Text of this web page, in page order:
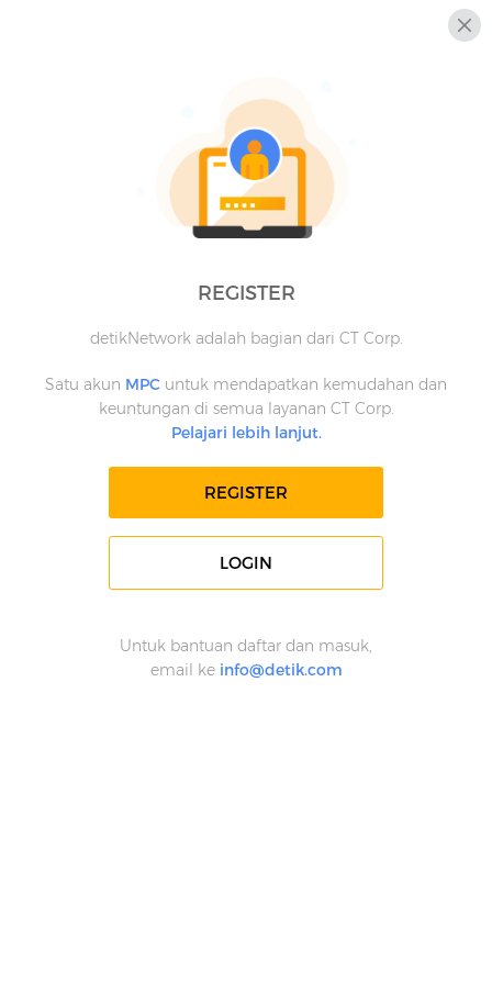
REGISTER
detikNetwork adalah bagian dari CT Corp.
Satu akun MPC untuk mendapatkan kemudahan dan
keuntungan di semua layanan CT Corp.
Pelajari lebih lanjut.
REGISTER
LOGIN
Untuk bantuan daftar dan masuk,
email ke info@detik.com